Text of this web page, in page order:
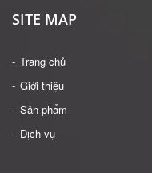
SITE MAP
Trang chủ
Giới thiệu
Sản phẩm
Dịch vụ